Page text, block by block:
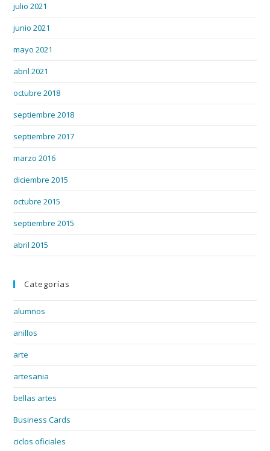
julio 2021
junio 2021
mayo 2021
abril 2021
octubre 2018
septiembre 2018
septiembre 2017
marzo 2016
diciembre 2015
octubre 2015
septiembre 2015
abril 2015
Categorías
alumnos
anillos
arte
artesania
bellas artes
Business Cards
ciclos oficiales